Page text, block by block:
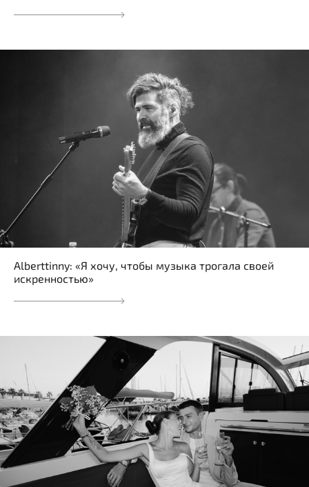
Alberttinny: «Я хочу, чтобы музыка трогала своей
искренностью»